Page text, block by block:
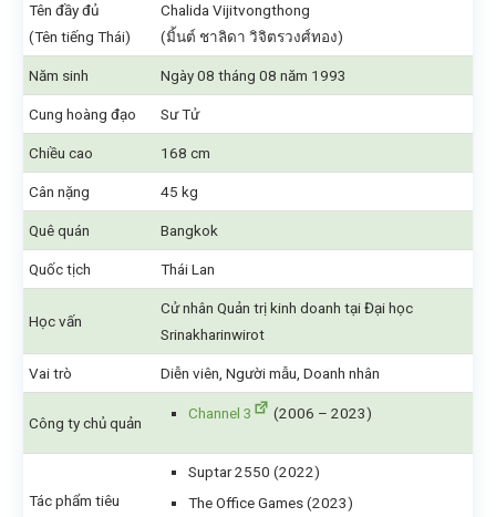
Tên đầy đủ
(Tên tiếng Thái)
Chalida Vijitvongthong
(มิ้นต์ ชาลิดา วิจิตรวงศ์ทอง)
Năm sinh Ngày 08 tháng 08 năm 1993
Cung hoàng đạo Sư Tử
Chiều cao 168 cm
Cân nặng 45 kg
Quê quán Bangkok
Quốc tịch Thái Lan
Học vấn
Cử nhân Quản trị kinh doanh tại Đại học
Srinakharinwirot
Vai trò Diễn viên, Người mẫu, Doanh nhân
Công ty chủ quản
Channel 3 (2006 – 2023)
Tác phẩm tiêu
Suptar 2550 (2022)
The Office Games (2023)